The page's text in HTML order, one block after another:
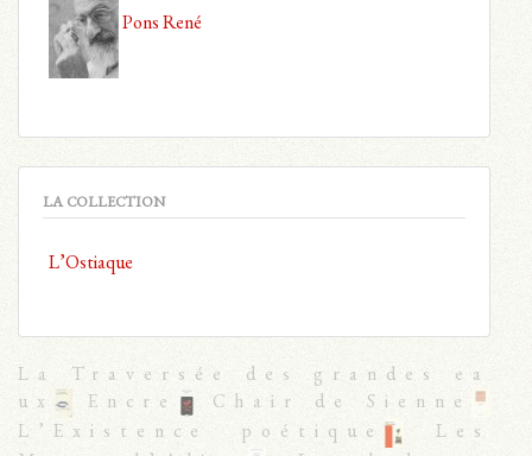
Pons René
LA COLLECTION
L’Ostiaque
La Traversée des grandes ea
ux
Encre
Chair de Sienne
L’Existence poétique
Les